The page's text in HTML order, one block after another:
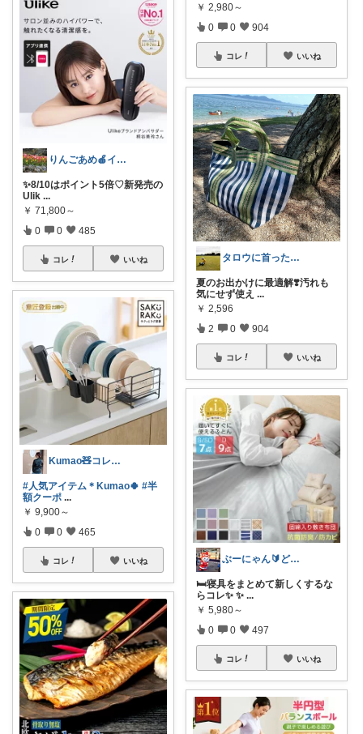
りんごあめ🍎インテリア雑貨🫧🌿
✨8/10はポイント5倍♡新発売の
Ulik ...
￥ 71,800～
0 0 485
コレ いいね
Kumao🧸コレクションみてね✨
#人気アイテム＊Kumao🍀 #半
額クーポ ...
￥ 9,900～
0 0 465
コレ いいね
￥ 2,980～
0 0 904
コレ いいね
タロウに首ったけ🌞朝コレ
夏のお出かけに最適解❣️汚れも
気にせず使え ...
￥ 2,596
2 0 904
コレ いいね
ぶーにゃん🔰どうしたら売れるかな😭
🛏️寝具をまとめて新しくするな
らコレ✨ ✨ ...
￥ 5,980～
0 0 497
コレ いいね